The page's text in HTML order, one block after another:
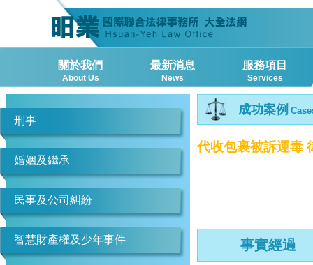
關於我們
About Us
最新消息
News
服務項目
Services
刑事
婚姻及繼承
民事及公司糾紛
智慧財產權及少年事件
成功案例
代收包裹被訴運毒
事實經過